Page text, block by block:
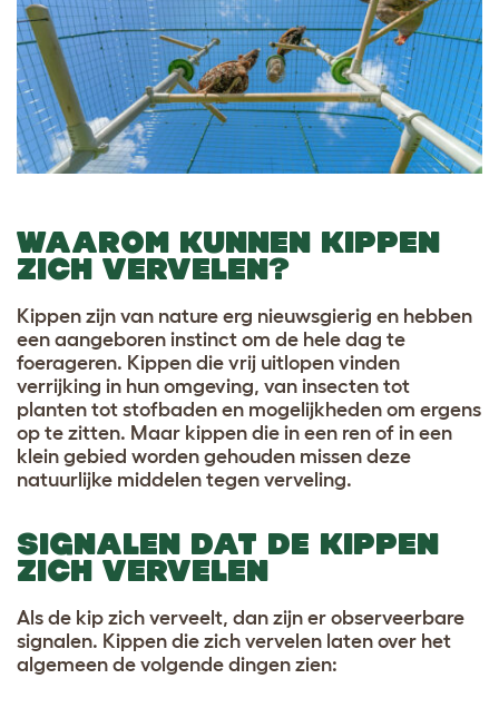
WAAROM KUNNEN KIPPEN
ZICH VERVELEN?
Kippen zijn van nature erg nieuwsgierig en hebben
een aangeboren instinct om de hele dag te
foerageren. Kippen die vrij uitlopen vinden
verrijking in hun omgeving, van insecten tot
planten tot stofbaden en mogelijkheden om ergens
op te zitten. Maar kippen die in een ren of in een
klein gebied worden gehouden missen deze
natuurlijke middelen tegen verveling.
SIGNALEN DAT DE KIPPEN
ZICH VERVELEN
Als de kip zich verveelt, dan zijn er observeerbare
signalen. Kippen die zich vervelen laten over het
algemeen de volgende dingen zien: